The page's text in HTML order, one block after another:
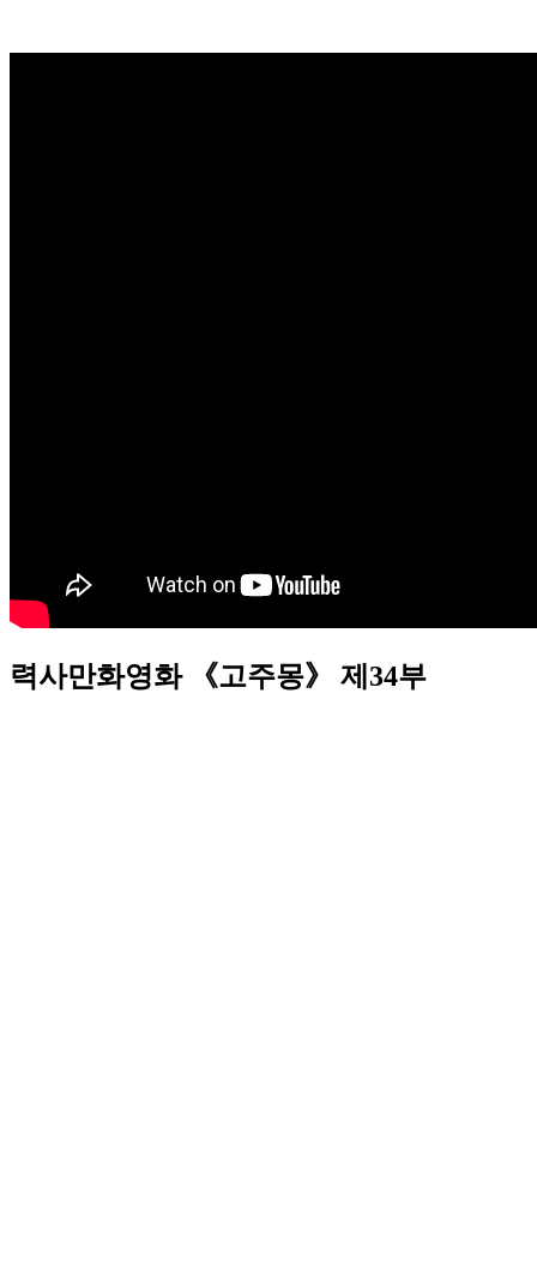
력사만화영화 《고주몽》 제34부